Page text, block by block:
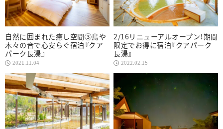
自然に囲まれた癒し空間③鳥や
木々の音で心安らぐ宿泊『クア
パーク長湯』
2021.11.04
2/16リニューアルオープン！期間
限定でお得に宿泊『クアパーク
長湯』
2022.02.15